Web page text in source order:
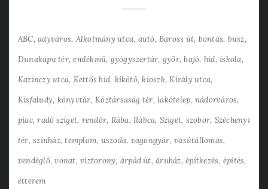
ABC adyváros Alkotmány utca autó Baross út bontás busz
Dunakapu tér emlékmű gyógyszertár győr hajó híd iskola
Kazinczy utca Kettős híd kikötő kioszk Király utca
Kisfaludy könyvtár Köztársaság tér lakótelep nádorváros
piac radó sziget rendőr Rába Rábca Sziget szobor Széchenyi
tér színház templom uszoda vagongyár vasútállomás
vendéglő vonat víztorony árpád út áruház építkezés építés
étterem